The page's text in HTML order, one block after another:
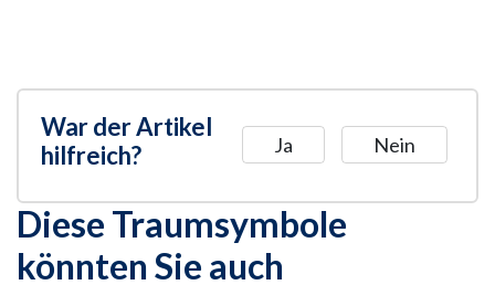
War der Artikel
hilfreich?
Ja Nein
Diese Traumsymbole
könnten Sie auch